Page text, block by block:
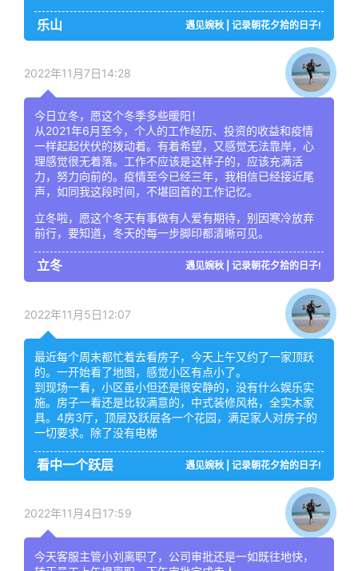
乐山 遇见婉秋 | 记录朝花夕拾的日子!
2022年11月7日14:28
今日立冬，愿这个冬季多些暖阳！
从2021年6月至今，个人的工作经历、投资的收益和疫情
一样起起伏伏的拨动着。有着希望，又感觉无法靠岸，心
理感觉很无着落。工作不应该是这样子的，应该充满活
力，努力向前的。疫情至今已经三年，我相信已经接近尾
声，如同我这段时间，不堪回首的工作记忆。
立冬啦，愿这个冬天有事做有人爱有期待，别因寒冷放弃
前行，要知道，冬天的每一步脚印都清晰可见。
立冬 遇见婉秋 | 记录朝花夕拾的日子!
2022年11月5日12:07
最近每个周末都忙着去看房子，今天上午又约了一家顶跃
的。一开始看了地图，感觉小区有点小了。
到现场一看，小区虽小但还是很安静的，没有什么娱乐实
施。房子一看还是比较满意的，中式装修风格，全实木家
具。4房3厅，顶层及跃层各一个花园，满足家人对房子的
一切要求。除了没有电梯
看中一个跃层 遇见婉秋 | 记录朝花夕拾的日子!
2022年11月4日17:59
今天客服主管小刘离职了，公司审批还是一如既往地快，